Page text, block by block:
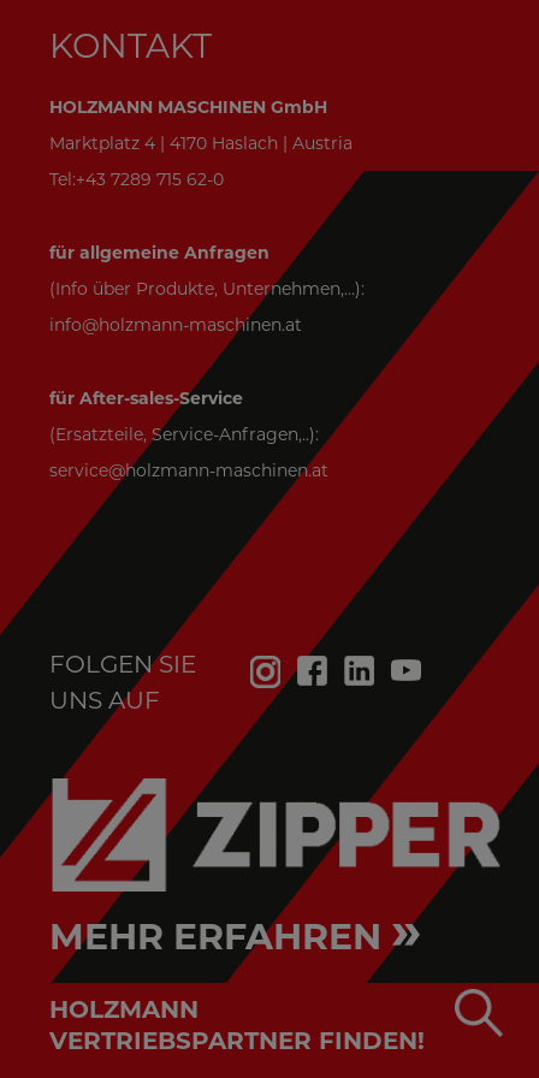
KONTAKT
HOLZMANN MASCHINEN GmbH
Marktplatz 4 | 4170 Haslach | Austria
Tel:+43 7289 715 62-0
für allgemeine Anfragen
(Info über Produkte, Unternehmen,...):
info@holzmann-maschinen.at
für After-sales-Service
(Ersatzteile, Service-Anfragen,..):
service@holzmann-maschinen.at
FOLGEN SIE
UNS AUF
MEHR ERFAHREN »
HOLZMANN
VERTRIEBSPARTNER FINDEN!